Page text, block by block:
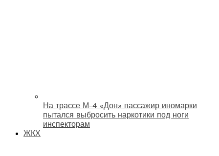
На трассе М-4 «Дон» пассажир иномарки
пытался выбросить наркотики под ноги
инспекторам
ЖКХ